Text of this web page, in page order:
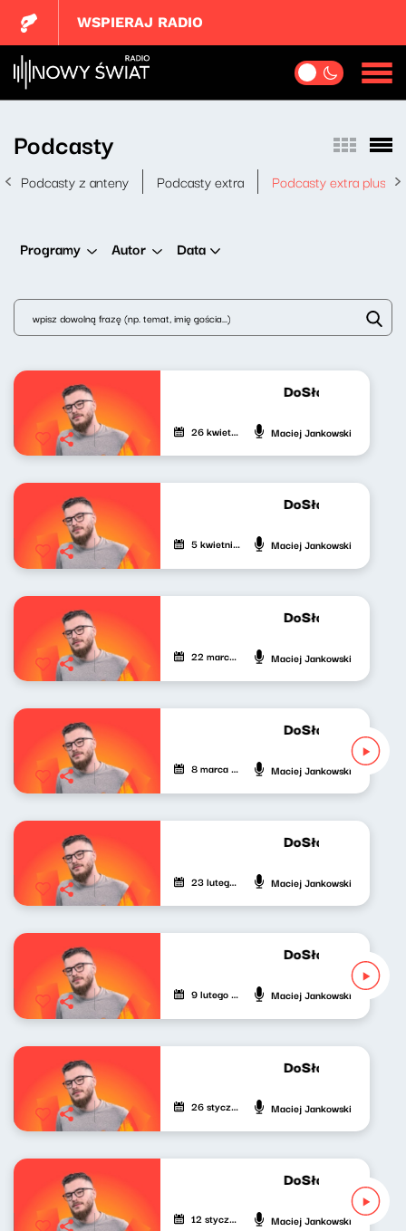
WSPIERAJ RADIO
Podcasty
Podcasty z anteny Podcasty extra Podcasty extra plus
Programy Autor Data
DoSłownie o
26 kwietnia 2024 Maciej Jankowski
DoSłownie o
5 kwietnia 2024 Maciej Jankowski
DoSłownie o
22 marca 2024 Maciej Jankowski
DoSłownie o
8 marca 2024 Maciej Jankowski
DoSłownie o
23 lutego 2024 Maciej Jankowski
DoSłownie o
9 lutego 2024 Maciej Jankowski
DoSłownie o
26 stycznia 2024 Maciej Jankowski
DoSłownie o
12 stycznia 2024 Maciej Jankowski